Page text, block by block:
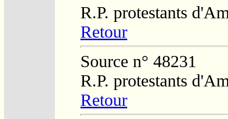
R.P. protestants
Retour
Source n° 48231
R.P. protestants
Retour